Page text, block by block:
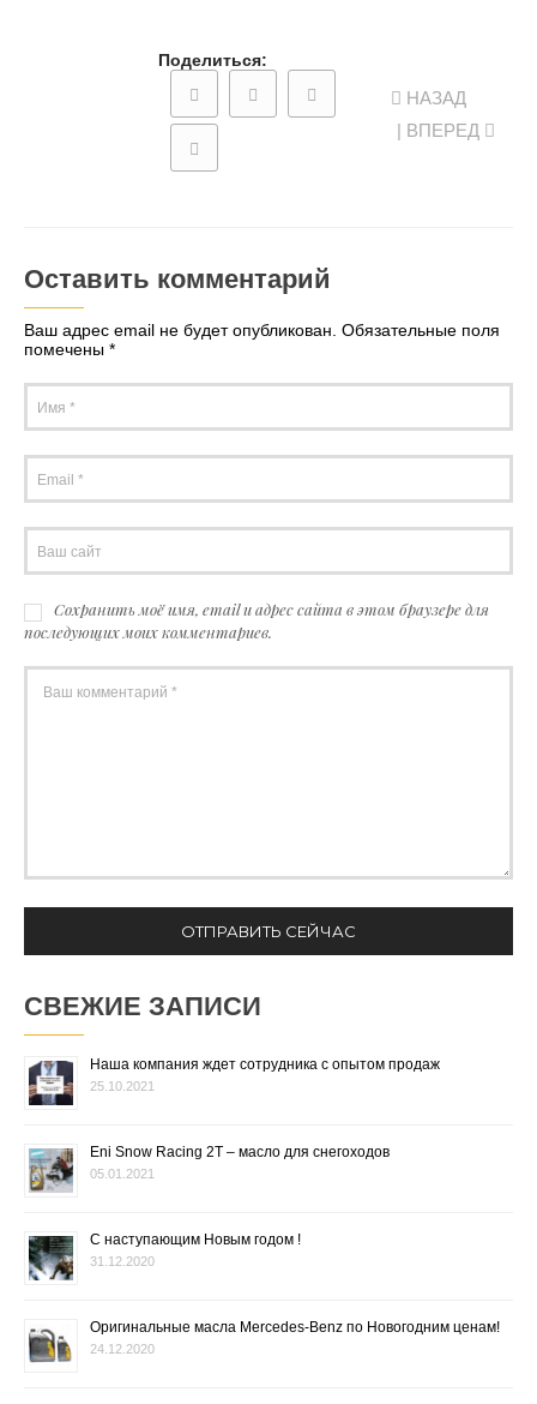
Поделиться:
НАЗАД
| ВПЕРЕД
Оставить комментарий
Ваш адрес email не будет опубликован. Обязательные поля
помечены *
Сохранить моё имя, email и адрес сайта в этом браузере для
последующих моих комментариев.
СВЕЖИЕ ЗАПИСИ
Наша компания ждет сотрудника с опытом продаж
25.10.2021
Eni Snow Racing 2T – масло для снегоходов
05.01.2021
С наступающим Новым годом !
31.12.2020
Оригинальные масла Mercedes-Benz по Новогодним ценам!
24.12.2020